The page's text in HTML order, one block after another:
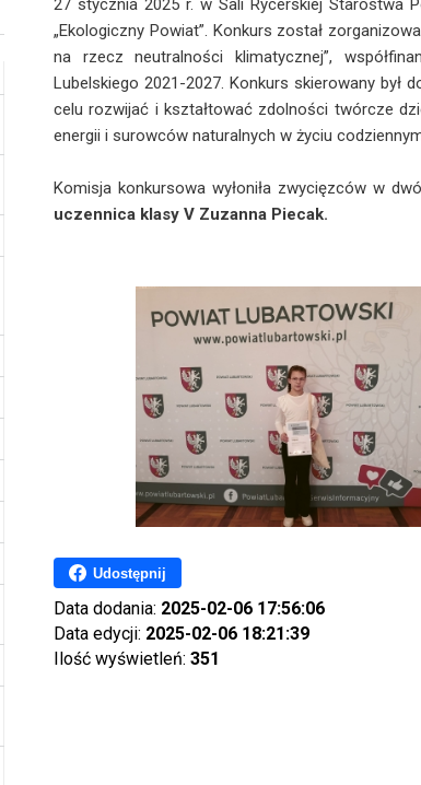
27 stycznia 2025 r. w Sali Rycerskiej Starostwa
„Ekologiczny Powiat”. Konkurs został
na rzecz neutralności klimatycznej”,
Lubelskiego 2021-2027. Konkurs skierowany był
celu rozwijać i kształtować zdolności twórcze
energii i surowców naturalnych w życiu
Komisja konkursowa wyłoniła zwycięzców w
uczennica klasy V Zuzanna Piecak.
Udostępnij
Data dodania: 2025-02-06 17:56:06
Data edycji: 2025-02-06 18:21:39
Ilość wyświetleń: 351